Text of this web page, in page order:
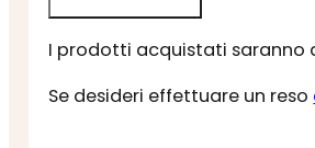
I prodotti acquistati saranno
Se desideri effettuare un reso